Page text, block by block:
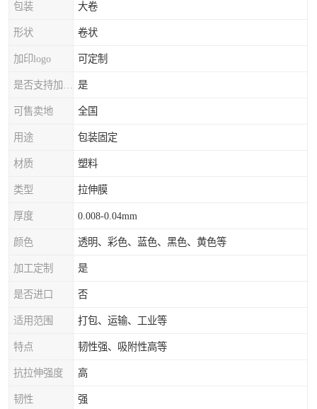
包装 大卷
形状 卷状
加印logo 可定制
是
可售卖地 全国
用途 包装固定
材质 塑料
类型 拉伸膜
厚度 0.008-0.04mm
颜色 透明、彩色、蓝色、黑色、黄色等
加工定制 是
是否进口 否
适用范围 打包、运输、工业等
特点 韧性强、吸附性高等
抗拉伸强度 高
韧性 强